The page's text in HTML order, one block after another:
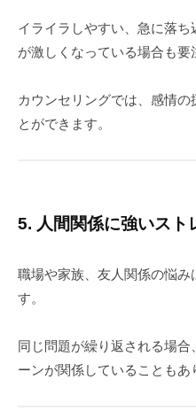
イライラしやすい、急に落
が激しくなっている場合も要
カウンセリングでは、感情
とができます。
5. 人間関係に強いスト
職場や家族、友人関係の悩み
す。
同じ問題が繰り返される場
ーンが関係していることもあ